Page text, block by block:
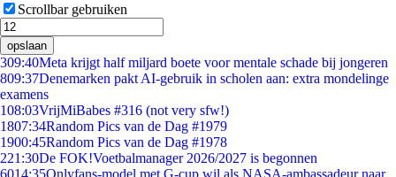
Scrollbar gebruiken
opslaan
309:40Meta krijgt half miljard boete voor mentale schade bij jongeren
809:37Denemarken pakt AI-gebruik in scholen aan: extra mondelinge
examens
108:03VrijMiBabes #316 (not very sfw!)
1807:34Random Pics van de Dag #1979
1900:45Random Pics van de Dag #1978
221:30De FOK!Voetbalmanager 2026/2027 is begonnen
6014:35Onlyfans-model met G-cup wil als NASA-ambassadeur naar